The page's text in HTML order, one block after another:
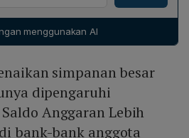
Dana Pihak Ketiga (DPK)
meskipun ada gejolak ekonomi
menggunakan AI
simpanan besar
dipengaruhi
Anggaran Lebih
bank-bank anggota